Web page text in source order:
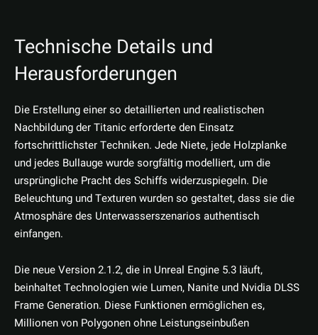
Technische Details und
Herausforderungen
Die Erstellung einer so detaillierten und realistischen
Nachbildung der Titanic erforderte den Einsatz
fortschrittlichster Techniken. Jede Niete, jede Holzplanke
und jedes Bullauge wurde sorgfältig modelliert, um die
ursprüngliche Pracht des Schiffs widerzuspiegeln. Die
Beleuchtung und Texturen wurden so gestaltet, dass sie die
Atmosphäre des Unterwasserszenarios authentisch
einfangen.
Die neue Version 2.1.2, die in Unreal Engine 5.3 läuft,
beinhaltet Technologien wie Lumen, Nanite und Nvidia DLSS
Frame Generation. Diese Funktionen ermöglichen es,
Millionen von Polygonen ohne Leistungseinbußen